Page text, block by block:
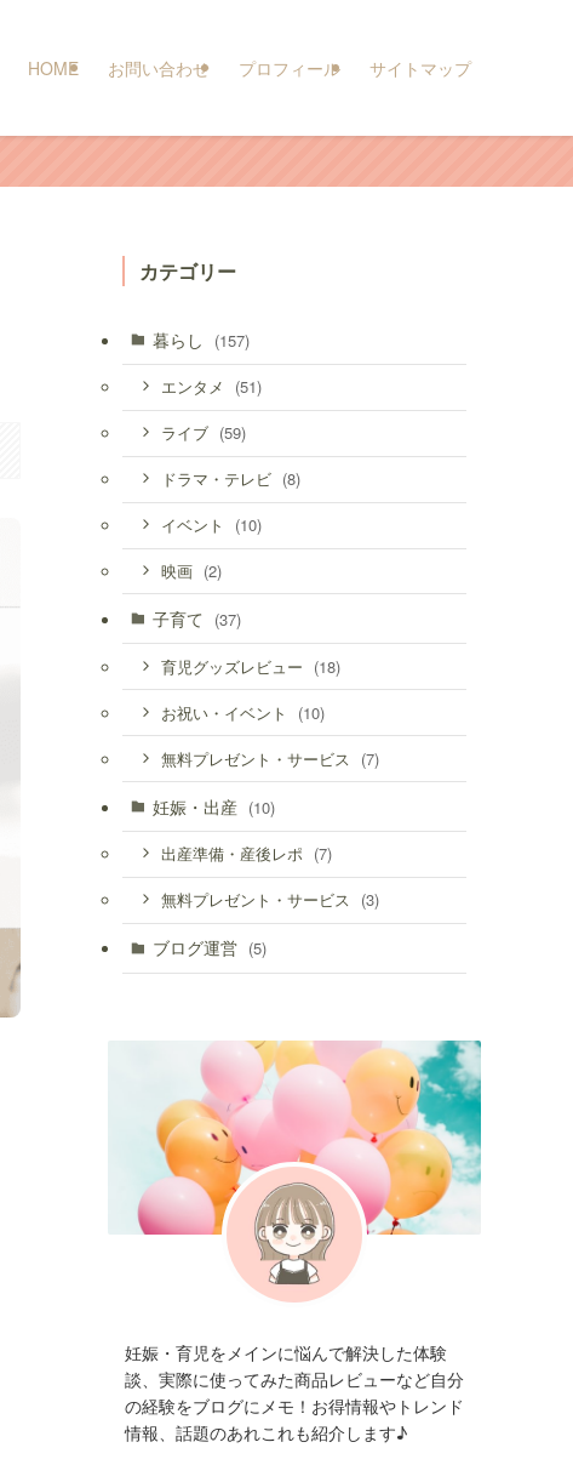
HOME お問い合わせ プロフィール サイトマップ
カテゴリー
暮らし (157)
エンタメ (51)
ライブ (59)
ドラマ・テレビ (8)
イベント (10)
映画 (2)
子育て (37)
育児グッズレビュー (18)
お祝い・イベント (10)
無料プレゼント・サービス (7)
妊娠・出産 (10)
出産準備・産後レポ (7)
無料プレゼント・サービス (3)
ブログ運営 (5)
妊娠・育児をメインに悩んで解決した体験
談、実際に使ってみた商品レビューなど自分
の経験をブログにメモ！お得情報やトレンド
情報、話題のあれこれも紹介します♪